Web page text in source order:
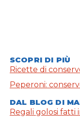
SCOPRI DI PIÙ
Ricette di
Peperoni:
DAL BLOG DI
Regali golosi fatti